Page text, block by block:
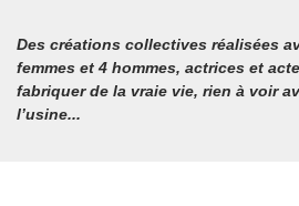
Des créations collectives réalisées
femmes et 4 hommes, actrices et
fabriquer de la vraie vie, rien à voir
l’usine...